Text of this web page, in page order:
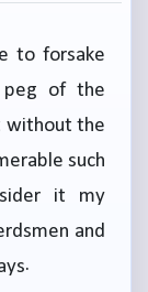
to forsake
peg of the
without the
such
it my
and